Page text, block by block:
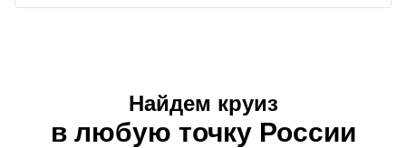
Найдем круиз
в любую точку России